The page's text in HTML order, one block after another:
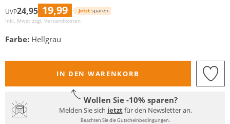
UVP24,95 19,99 Jetzt sparen
inkl. Mwst zzgl. Versandkosten
Farbe: Hellgrau
IN DEN WARENKORB
Wollen Sie -10% sparen?
Melden Sie sich jetztfür den Newsletter an.
Beachten Sie die Gutscheinbedingungen.